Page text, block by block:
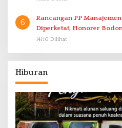
6
Rancangan PP
Diperketat, Honorer
14110 Dilihat
Hiburan